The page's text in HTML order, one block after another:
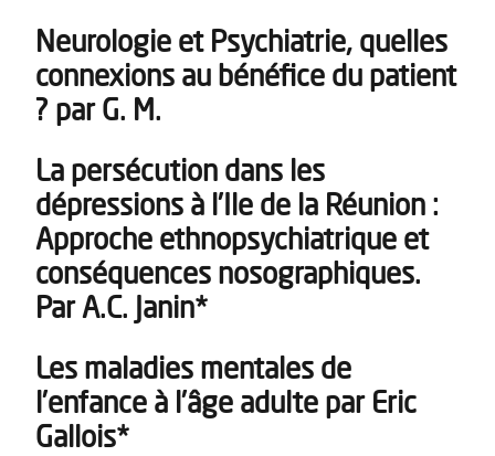
Neurologie et Psychiatrie, quelles
connexions au bénéfice du patient
? par G. M.
La persécution dans les
dépressions à l’Ile de la Réunion :
Approche ethnopsychiatrique et
conséquences nosographiques.
Par A.C. Janin*
Les maladies mentales de
l’enfance à l’âge adulte par Eric
Gallois*